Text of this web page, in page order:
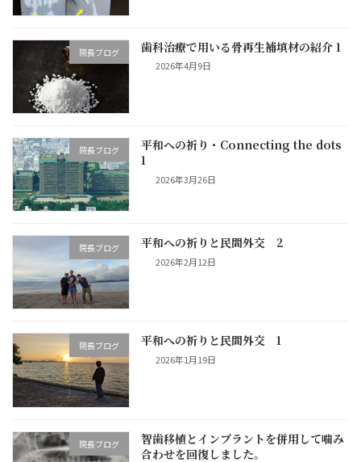
院長ブログ 歯科治療で用いる骨再生補填材の紹介 1
2026年4月9日
院長ブログ
平和への祈り・Connecting the dots
1
2026年3月26日
院長ブログ 平和への祈りと民間外交 2
2026年2月12日
院長ブログ 平和への祈りと民間外交 1
2026年1月19日
院長ブログ
智歯移植とインプラントを併用して噛み
合わせを回復しました。